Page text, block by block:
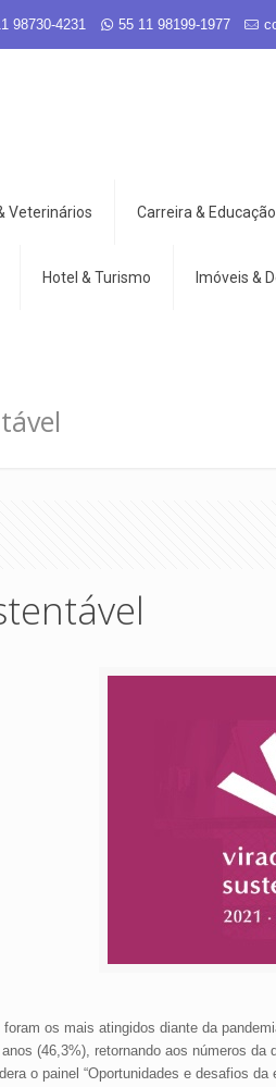
98730-4231 55 11 98199-1977
Veterinários Carreira & Educação
Hotel & Turismo Imóveis &
os mais atingidos diante da
(46,3%), retornando aos números
o painel “Oportunidades e desafios